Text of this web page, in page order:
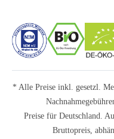
* Alle Preise inkl. gesetzl.
Preise für Deutschland.
Bruttopreis,